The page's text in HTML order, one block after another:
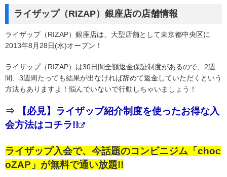
ライザップ（RIZAP）銀座店の店舗情報
ライザップ（RIZAP）銀座店は、大型店舗として東京都中央区に
2013年8月28日(水)オープン！
ライザップ（RIZAP）は30日間全額返金保証制度があるので、2週
間、3週間たっても結果が出なければ辞めて返金していただくという
方法もありますよ！悩んでいないで行動しちゃいましょう！
⇒
【必見】ライザップ紹介制度を使ったお得な入
会方法はコチラ!!
ライザップ入会で、今話題のコンビニジム「choc
oZAP」が無料で通い放題!!